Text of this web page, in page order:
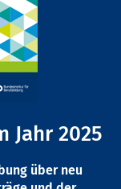
Jahr 2025
über neu